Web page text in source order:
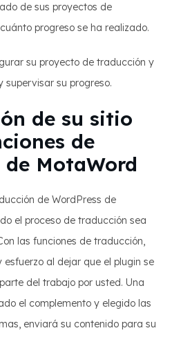
de sus proyectos de
progreso se ha realizado.
su proyecto de traducción y
supervisar su progreso.
de su sitio
de
MotaWord
de WordPress de
el proceso de traducción sea
las funciones de traducción,
al dejar que el plugin se
del trabajo por usted. Una
el complemento y elegido las
enviará su contenido para su